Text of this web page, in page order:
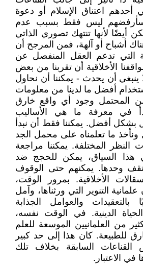
أحدهم اعتناق الإسلام أو دعوة
ليس فقط بسبب عدم
أيضًا لأنها تنتهك تصوري الذاتي
أشباح أو آلهة، فمن المرجح أن
التي تدعم العقل المنفصل عن
الأخلاقية أن تقربنا من بعض
ينبغي أن يحدث - يمكننا أن نحاول
أفضل ما لدينا من معلومات
المحتمل وجود أي واقع خارق
في معرفة ما هي الأساليب
بشكل أفضل. يمكننا فقط أن نبدأ
ما تعلمناه على محمل الجد
النظر المختلفة. يمكننا مراجعة
في هذا السياق، يمكن للحجج ضد
تقف وحدها. يمكنهم حتى الوقوف
الأخلاقية. بمرور الوقت،
التنوير التي ورثناها، وآمل
والعوامل الجذابة
الدينية. في الوقت نفسه،
من العلمانيين الموسعة للعلم
للطبيعة. كان هذا إلى حد كبير
السابقة بخلاف تلك
في الاعتبار.